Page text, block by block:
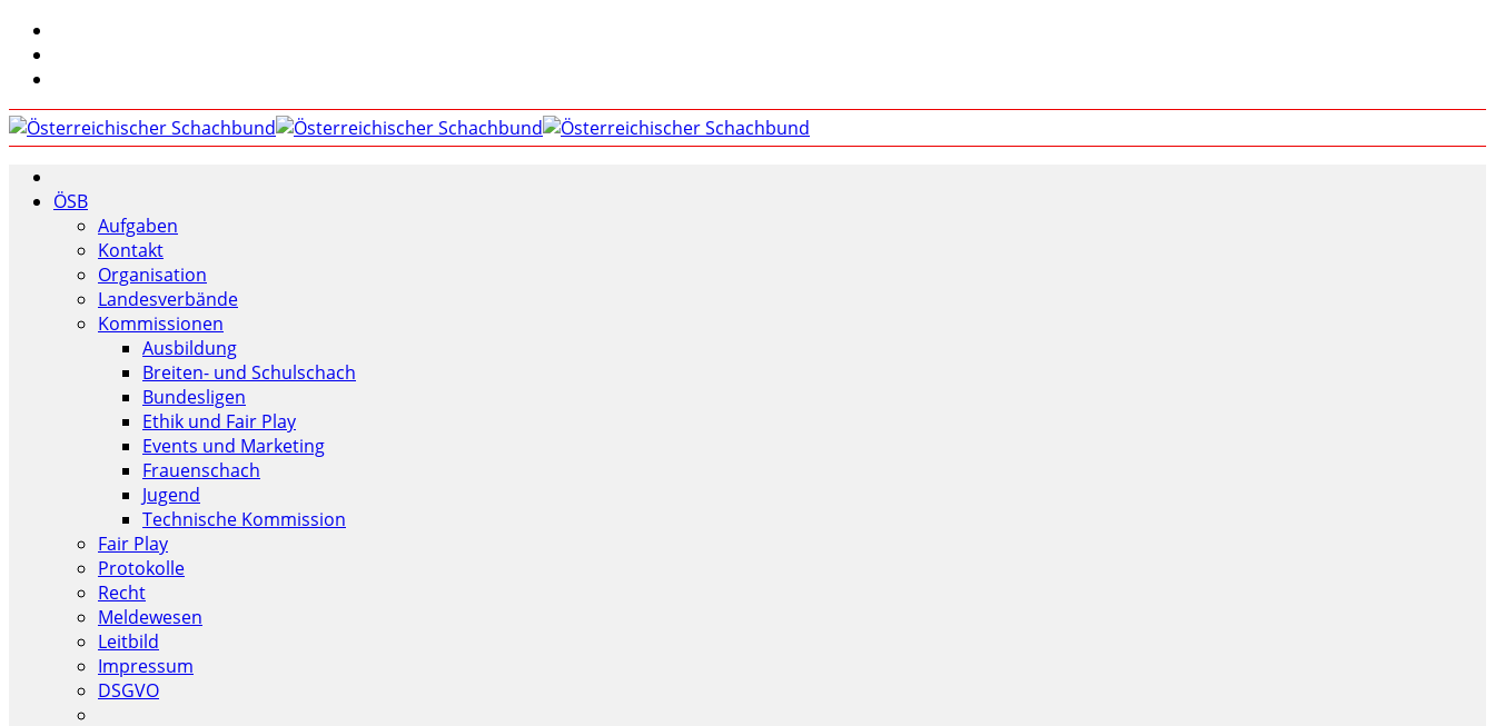
ÖSB
Aufgaben
Kontakt
Organisation
Landesverbände
Kommissionen
Ausbildung
Breiten- und Schulschach
Bundesligen
Ethik und Fair Play
Events und Marketing
Frauenschach
Jugend
Technische Kommission
Fair Play
Protokolle
Recht
Meldewesen
Leitbild
Impressum
DSGVO